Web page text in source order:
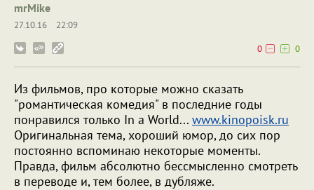
mrMike
27.10.16
22:09
0
0
Из фильмов, про которые можно сказать
"романтическая комедия" в последние годы
понравился только In a World... www.kinopoisk.ru
Оригинальная тема, хороший юмор, до сих пор
постоянно вспоминаю некоторые моменты.
Правда, фильм абсолютно бессмысленно смотреть
в переводе и, тем более, в дубляже.